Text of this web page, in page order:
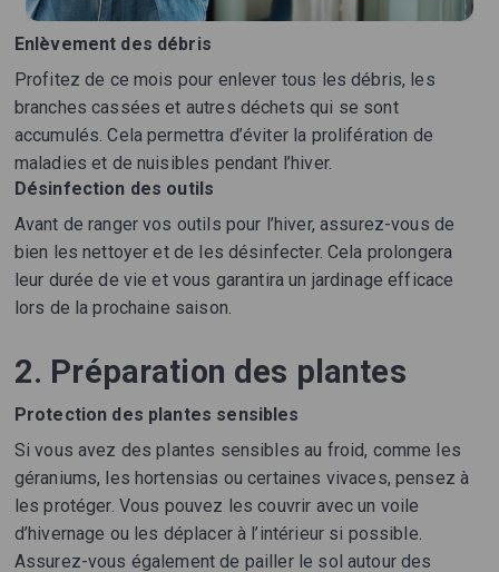
Enlèvement des débris
Profitez de ce mois pour enlever tous les débris, les
branches cassées et autres déchets qui se sont
accumulés. Cela permettra d’éviter la prolifération de
maladies et de nuisibles pendant l’hiver.
Désinfection des outils
Avant de ranger vos outils pour l’hiver, assurez-vous de
bien les nettoyer et de les désinfecter. Cela prolongera
leur durée de vie et vous garantira un jardinage efficace
lors de la prochaine saison.
2. Préparation des plantes
Protection des plantes sensibles
Si vous avez des plantes sensibles au froid, comme les
géraniums, les hortensias ou certaines vivaces, pensez à
les protéger. Vous pouvez les couvrir avec un voile
d’hivernage ou les déplacer à l’intérieur si possible.
Assurez-vous également de pailler le sol autour des